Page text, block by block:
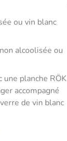
ou vin blanc
alcoolisée ou
planche RÖK
accompagné
de vin blanc